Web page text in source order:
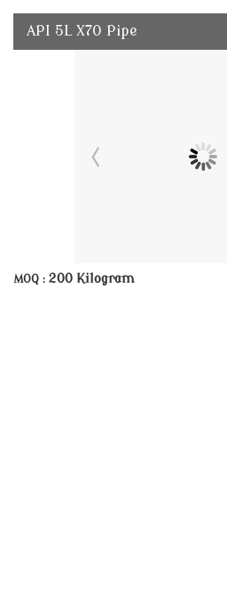
API 5L X70 Pipe
MOQ : 200 Kilogram